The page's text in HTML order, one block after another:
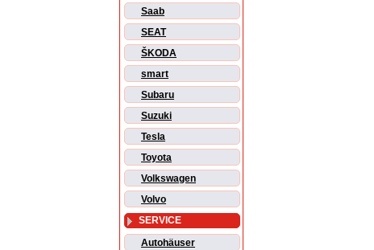
Saab
SEAT
ŠKODA
smart
Subaru
Suzuki
Tesla
Toyota
Volkswagen
Volvo
SERVICE
Autohäuser